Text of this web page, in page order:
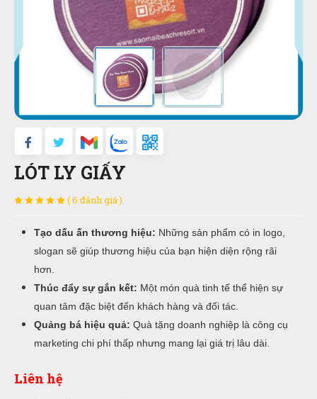
LÓT LY GIẤY
( 6 đánh giá )
Tạo dấu ấn thương hiệu: Những sản phẩm có in logo,
slogan sẽ giúp thương hiệu của bạn hiện diện rộng rãi
hơn.
Thúc đẩy sự gắn kết: Một món quà tinh tế thể hiện sự
quan tâm đặc biệt đến khách hàng và đối tác.
Quảng bá hiệu quả: Quà tặng doanh nghiệp là công cụ
marketing chi phí thấp nhưng mang lại giá trị lâu dài.
Liên hệ